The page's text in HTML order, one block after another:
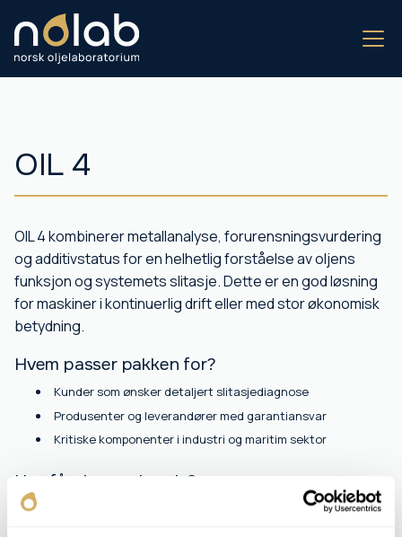
OIL 4
OIL 4 kombinerer metallanalyse, forurensningsvurdering
og additivstatus for en helhetlig forståelse av oljens
funksjon og systemets slitasje. Dette er en god løsning
for maskiner i kontinuerlig drift eller med stor økonomisk
betydning.
Hvem passer pakken for?
Kunder som ønsker detaljert slitasjediagnose
Produsenter og leverandører med garantiansvar
Kritiske komponenter i industri og maritim sektor
Hva får du som kunde?
Du får et omfattende bilde av både oljens ytelse og